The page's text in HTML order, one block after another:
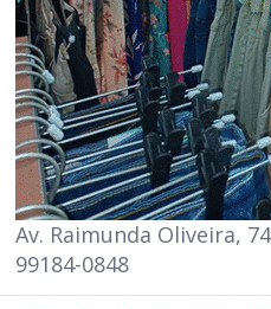
Av. Raimunda Oliveira,
99184-0848